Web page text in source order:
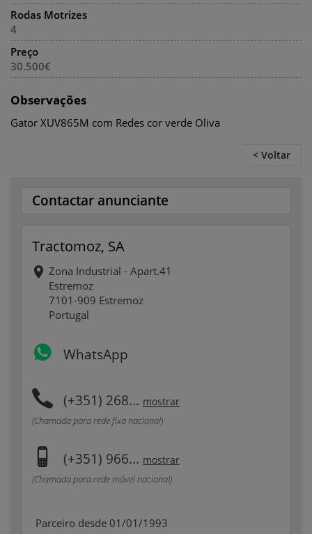
Rodas Motrizes
4
Preço
30.500€
Observações
Gator XUV865M com Redes cor verde Oliva
< Voltar
Contactar anunciante
Tractomoz, SA
Zona Industrial - Apart.41
Estremoz
7101-909 Estremoz
Portugal
WhatsApp
(+351) 268... mostrar
(Chamada para rede fixa nacional)
(+351) 966... mostrar
(Chamada para rede móvel nacional)
Parceiro desde 01/01/1993